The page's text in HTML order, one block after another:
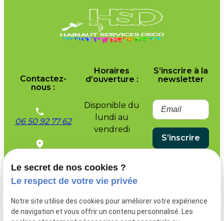
Contactez-
nous :
06 50 92 77 62
Place
59282
Selle
Horaires
d’ouverture :
Disponible du
lundi au
vendredi
S’inscrire à la
newsletter
Le secret de nos cookies ?
Le respect de votre vie privée
Notre site utilise des cookies pour améliorer votre expérience
de navigation et vous offrir un contenu personnalisé. Les